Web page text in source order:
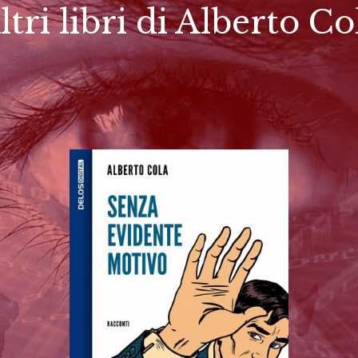
libri di Alberto